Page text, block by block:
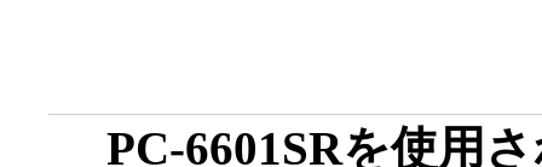
PC-6601SRを使用